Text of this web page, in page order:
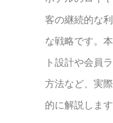
客の継続的な
な戦略です。
ト設計や会員
方法など、実
的に解説します